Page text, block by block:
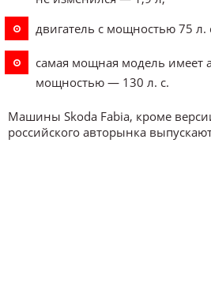
двигатель с мощностью 75
самая мощная модель имеет
мощностью — 130 л. с.
Машины Skoda Fabia, кроме
российского авторынка